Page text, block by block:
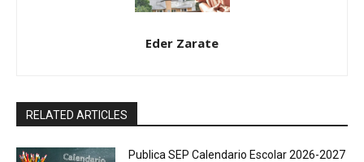
Eder Zarate
RELATED ARTICLES
Publica SEP Calendario Escolar 2026-2027